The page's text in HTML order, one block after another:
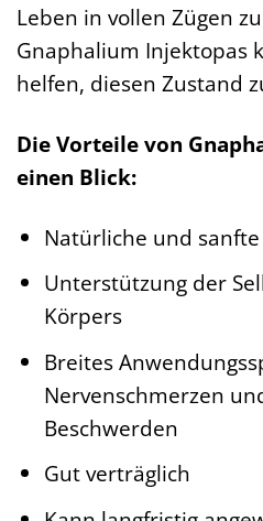
Leben in vollen Zügen
Gnaphalium Injektopas
helfen, diesen Zustand
Die Vorteile von
einen Blick:
Natürliche und
Unterstützung der
Körpers
Breites
Nervenschmerzen
Beschwerden
Gut verträglich